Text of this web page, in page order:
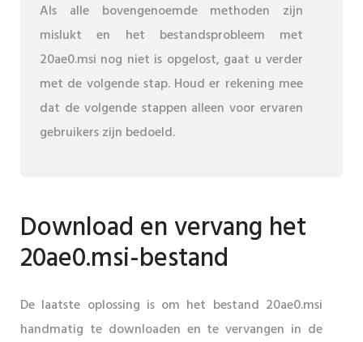
Als alle bovengenoemde methoden zijn
mislukt en het bestandsprobleem met
20ae0.msi nog niet is opgelost, gaat u verder
met de volgende stap. Houd er rekening mee
dat de volgende stappen alleen voor ervaren
gebruikers zijn bedoeld.
Download en vervang het
20ae0.msi-bestand
De laatste oplossing is om het bestand 20ae0.msi
handmatig te downloaden en te vervangen in de